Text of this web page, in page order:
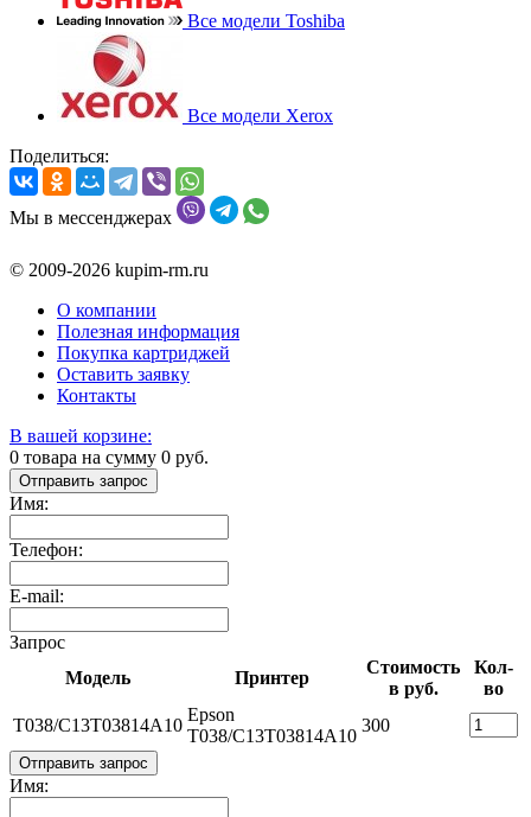
Все модели Toshiba
Все модели Xerox
Поделиться:
Мы в мессенджерах
© 2009-2026 kupim-rm.ru
О компании
Полезная информация
Покупка картриджей
Оставить заявку
Контакты
В вашей корзине:
0 товара на сумму 0 руб.
Отправить запрос
Имя:
Телефон:
E-mail:
Запрос
Модель
Принтер
Стоимость
в руб.
Кол-
во
T038/C13T03814A10
Epson
T038/C13T03814A10
300
Отправить запрос
Имя: